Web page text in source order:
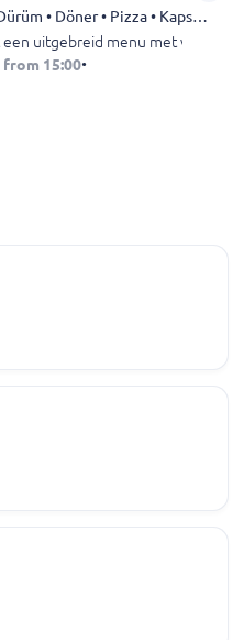
Fries • Snackbar • Sandwiches • Dürüm • Döner • Pizza • Kapsalon
uitgebreid menu met
15:00•